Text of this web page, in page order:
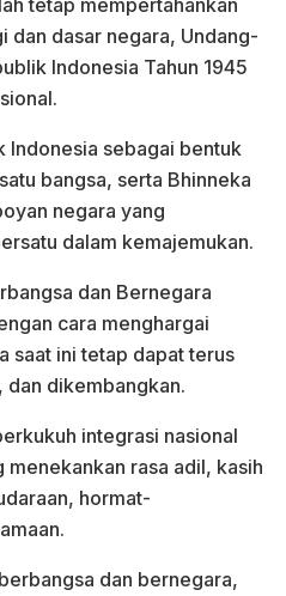
dan dasar negara, Undang-
Indonesia Tahun 1945
Indonesia sebagai bentuk
bangsa, serta Bhinneka
negara yang
dalam kemajemukan.
dan Bernegara
cara menghargai
saat ini tetap dapat terus
dikembangkan.
integrasi nasional
rasa adil, kasih
hormat-
dan bernegara,